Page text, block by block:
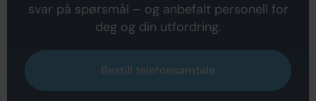
svar på spørsmål – og anbefalt personell for
deg og din utfordring.
Bestill telefonsamtale